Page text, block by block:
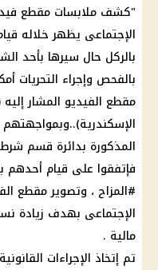
"كشف ملابسات مقطع
الإجتماعى يظهر خلاله
بالركل حال سيرها بأحد
بالفحص وإجراء التحريات
المذكورة بدائرة قسم
فإتفقوا على قيام أحدهم
#المزاح ، وتصوير مقطع
الإجتماعى بهدف زيادة
مالية .
تم إتخاذ الإجراءات